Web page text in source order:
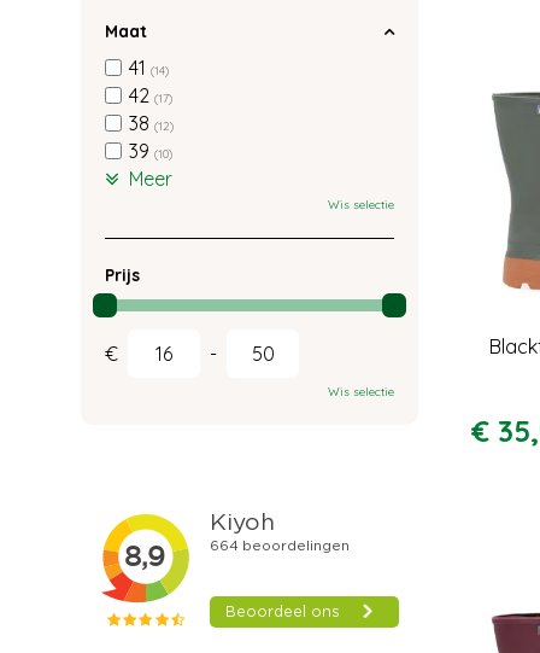
€ 35,
Maat
41 (14)
42 (17)
38 (12)
39 (10)
Meer
Wis selectie
Prijs
€ -
Wis selectie